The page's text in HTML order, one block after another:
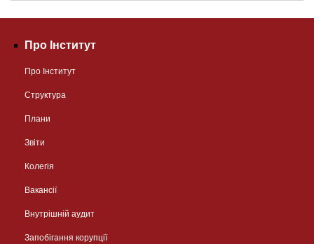
Про Інститут
Про Інститут
Структура
Плани
Звіти
Колегія
Вакансії
Внутрішній аудит
Запобігання корупції